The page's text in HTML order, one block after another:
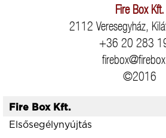
Fire Box Kft.
2112 Veresegyház,
+36 20 283
©2016
Fire Box Kft.
Elsősegélynyújtás